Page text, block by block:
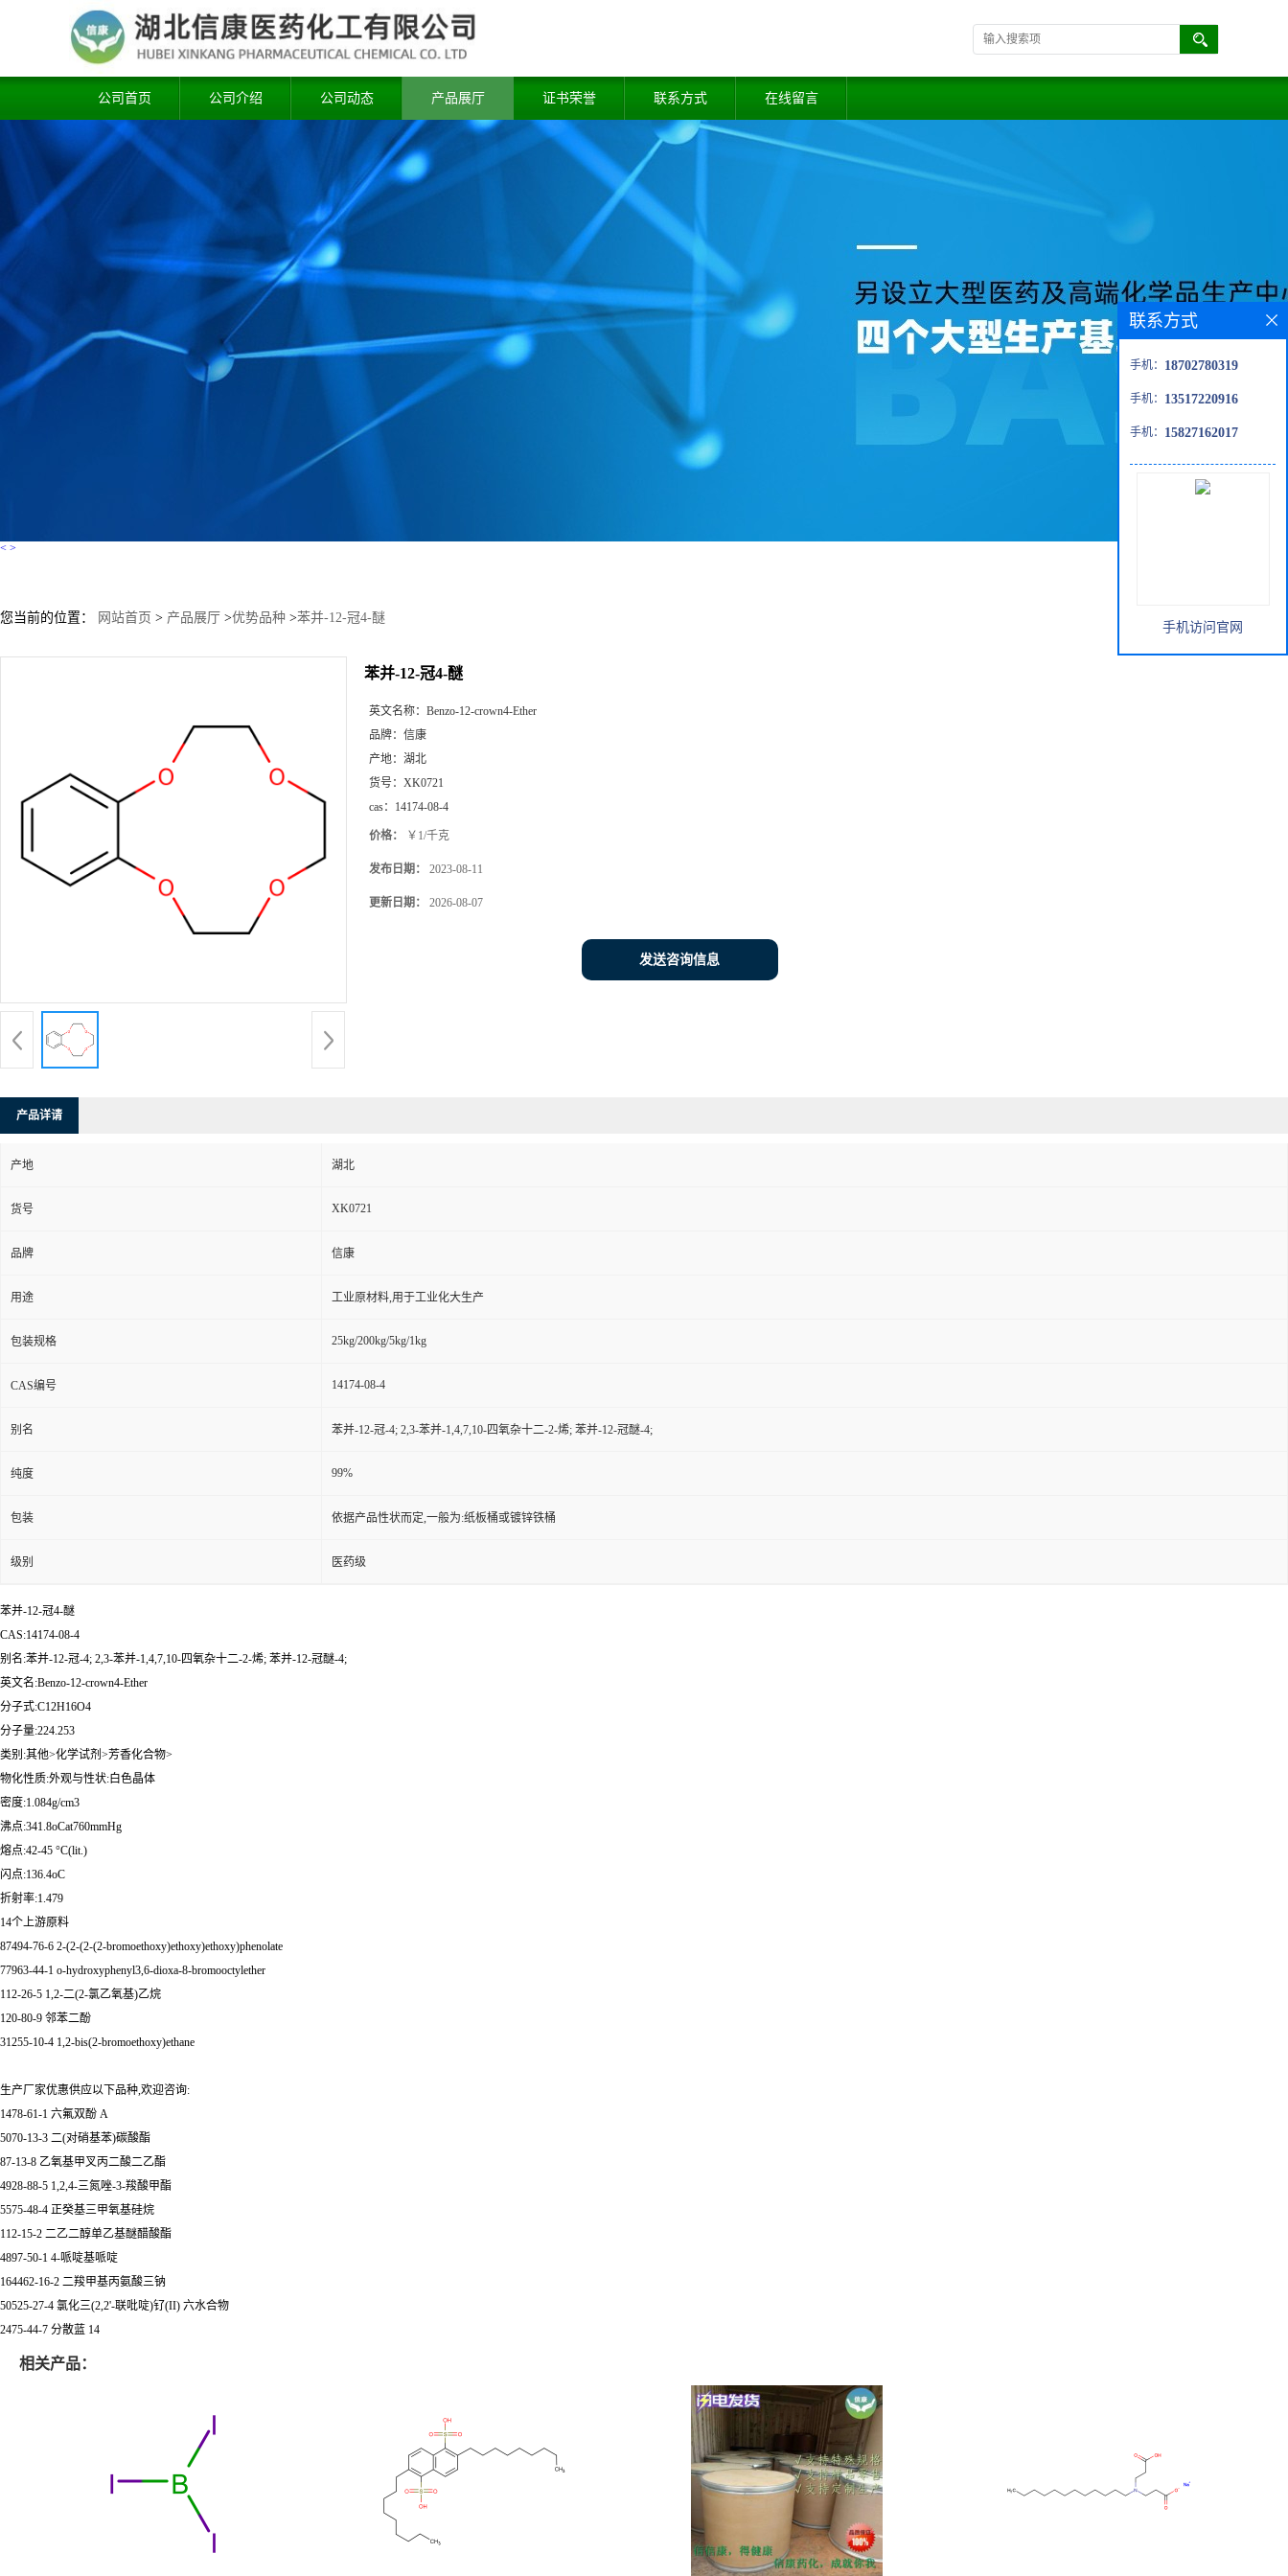
公司首页 公司介绍 公司动态 产品展厅 证书荣誉 联系方式 在线留言
< >
您当前的位置： 网站首页 > 产品展厅 >优势品种 >苯并-12-冠4-醚
苯并-12-冠4-醚
英文名称： Benzo-12-crown4-Ether
品牌： 信康
产地： 湖北
货号： XK0721
cas： 14174-08-4
价格： ￥1/千克
发布日期： 2023-08-11
更新日期： 2026-08-07
发送咨询信息
产品详请
产地 湖北
货号 XK0721
品牌 信康
用途 工业原材料,用于工业化大生产
包装规格 25kg/200kg/5kg/1kg
CAS编号 14174-08-4
别名 苯并-12-冠-4; 2,3-苯并-1,4,7,10-四氧杂十二-2-烯; 苯并-12-冠醚-4;
纯度 99%
包装 依据产品性状而定,一般为:纸板桶或镀锌铁桶
级别 医药级
苯并-12-冠4-醚
CAS:14174-08-4
别名:苯并-12-冠-4; 2,3-苯并-1,4,7,10-四氧杂十二-2-烯; 苯并-12-冠醚-4;
英文名:Benzo-12-crown4-Ether
分子式:C12H16O4
分子量:224.253
类别:其他>化学试剂>芳香化合物>
物化性质:外观与性状:白色晶体
密度:1.084g/cm3
沸点:341.8oCat760mmHg
熔点:42-45 °C(lit.)
闪点:136.4oC
折射率:1.479
14个上游原料
87494-76-6 2-(2-(2-(2-bromoethoxy)ethoxy)ethoxy)phenolate
77963-44-1 o-hydroxyphenyl3,6-dioxa-8-bromooctylether
112-26-5 1,2-二(2-氯乙氧基)乙烷
120-80-9 邻苯二酚
31255-10-4 1,2-bis(2-bromoethoxy)ethane
生产厂家优惠供应以下品种,欢迎咨询:
1478-61-1 六氟双酚 A
5070-13-3 二(对硝基苯)碳酸酯
87-13-8 乙氧基甲叉丙二酸二乙酯
4928-88-5 1,2,4-三氮唑-3-羧酸甲酯
5575-48-4 正癸基三甲氧基硅烷
112-15-2 二乙二醇单乙基醚醋酸酯
4897-50-1 4-哌啶基哌啶
164462-16-2 二羧甲基丙氨酸三钠
50525-27-4 氯化三(2,2'-联吡啶)钌(II) 六水合物
2475-44-7 分散蓝 14
相关产品：
联系方式
手机： 18702780319
手机： 13517220916
手机： 15827162017
手机访问官网